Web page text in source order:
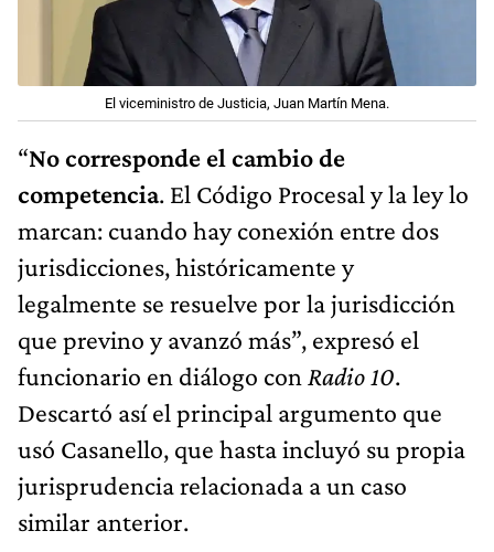
El viceministro de Justicia, Juan Martín Mena.
“No corresponde el cambio de
competencia. El Código Procesal y la ley lo
marcan: cuando hay conexión entre dos
jurisdicciones, históricamente y
legalmente se resuelve por la jurisdicción
que previno y avanzó más”, expresó el
funcionario en diálogo con Radio 10.
Descartó así el principal argumento que
usó Casanello, que hasta incluyó su propia
jurisprudencia relacionada a un caso
similar anterior.